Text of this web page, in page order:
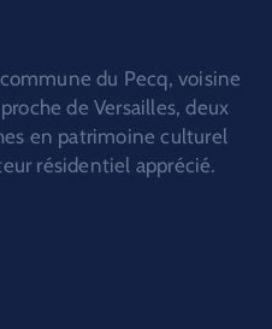
du Pecq, voisine
de Versailles, deux
en patrimoine culturel
résidentiel apprécié.